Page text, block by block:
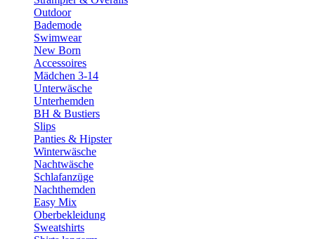
Outdoor
Bademode
Swimwear
New Born
Accessoires
Mädchen 3-14
Unterwäsche
Unterhemden
BH & Bustiers
Slips
Panties & Hipster
Winterwäsche
Nachtwäsche
Schlafanzüge
Nachthemden
Easy Mix
Oberbekleidung
Sweatshirts